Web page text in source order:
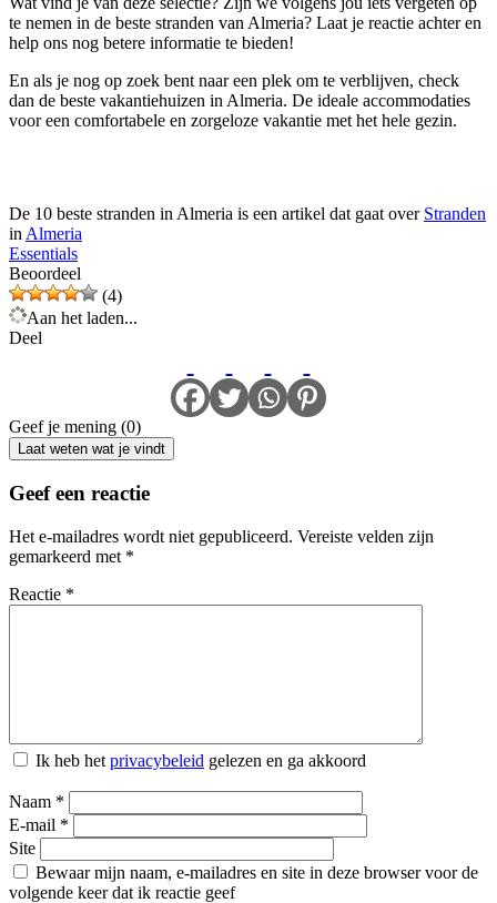
te nemen in de beste stranden van Almeria? Laat je reactie achter en
help ons nog betere informatie te bieden!
En als je nog op zoek bent naar een plek om te verblijven, check
dan de beste vakantiehuizen in Almeria. De ideale accommodaties
voor een comfortabele en zorgeloze vakantie met het hele gezin.
De 10 beste stranden in Almeria is een artikel dat gaat over Stranden
in Almeria
Essentials
Beoordeel
(4)
Aan het laden...
Deel
Geef je mening (0)
Laat weten wat je vindt
Geef een reactie
Het e-mailadres wordt niet gepubliceerd. Vereiste velden zijn
gemarkeerd met *
Reactie *
Ik heb het privacybeleid gelezen en ga akkoord
Naam *
E-mail *
Site
Bewaar mijn naam, e-mailadres en site in deze browser voor de
volgende keer dat ik reactie geef